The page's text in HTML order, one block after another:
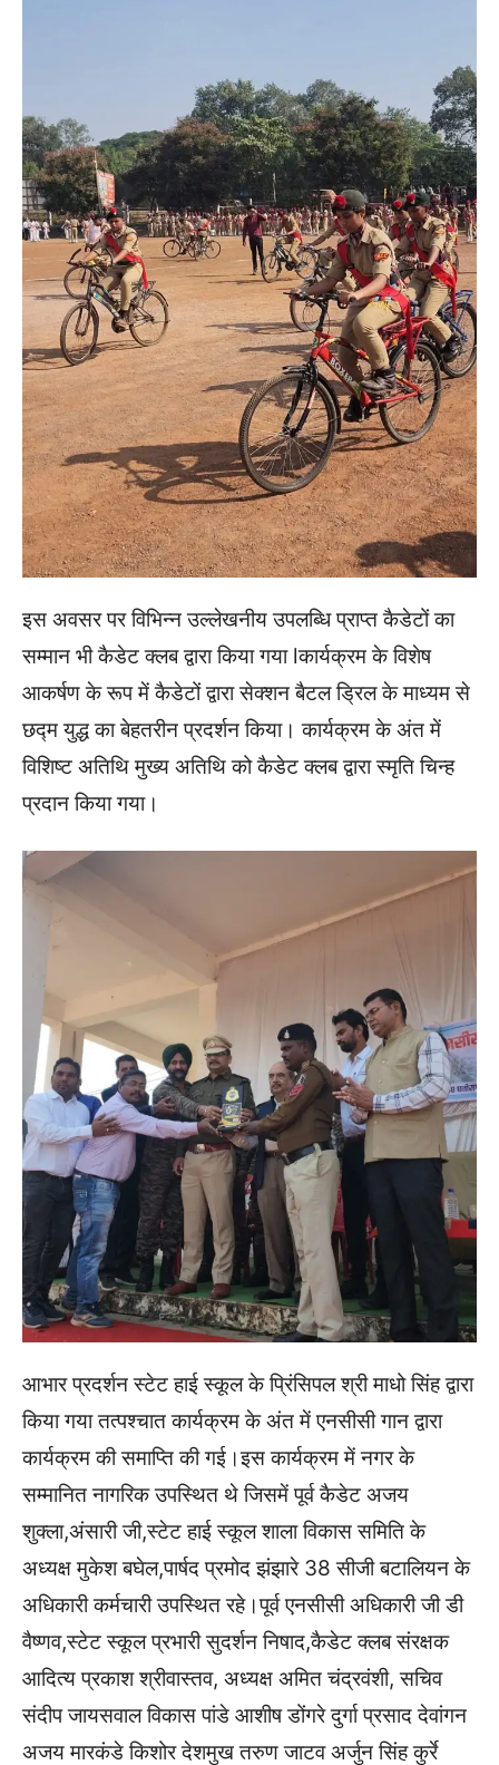
इस अवसर पर विभिन्न उल्लेखनीय उपलब्धि प्राप्त कैडेटों का
सम्मान भी कैडेट क्लब द्वारा किया गया lकार्यक्रम के विशेष
आकर्षण के रूप में कैडेटों द्वारा सेक्शन बैटल ड्रिल के माध्यम से
छद्म युद्ध का बेहतरीन प्रदर्शन किया। कार्यक्रम के अंत में
विशिष्ट अतिथि मुख्य अतिथि को कैडेट क्लब द्वारा स्मृति चिन्ह
प्रदान किया गया।
आभार प्रदर्शन स्टेट हाई स्कूल के प्रिंसिपल श्री माधो सिंह द्वारा
किया गया तत्पश्चात कार्यक्रम के अंत में एनसीसी गान द्वारा
कार्यक्रम की समाप्ति की गई।इस कार्यक्रम में नगर के
सम्मानित नागरिक उपस्थित थे जिसमें पूर्व कैडेट अजय
शुक्ला,अंसारी जी,स्टेट हाई स्कूल शाला विकास समिति के
अध्यक्ष मुकेश बघेल,पार्षद प्रमोद झंझारे 38 सीजी बटालियन के
अधिकारी कर्मचारी उपस्थित रहे।पूर्व एनसीसी अधिकारी जी डी
वैष्णव,स्टेट स्कूल प्रभारी सुदर्शन निषाद,कैडेट क्लब संरक्षक
आदित्य प्रकाश श्रीवास्तव, अध्यक्ष अमित चंद्रवंशी, सचिव
संदीप जायसवाल विकास पांडे आशीष डोंगरे दुर्गा प्रसाद देवांगन
अजय मारकंडे किशोर देशमुख तरुण जाटव अर्जुन सिंह कुर्रे